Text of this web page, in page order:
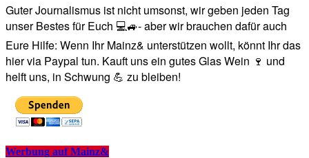
Guter Journalismus ist nicht umsonst, wir geben jeden Tag
unser Bestes für Euch 💻🚙- aber wir brauchen dafür auch
Eure Hilfe: Wenn Ihr Mainz& unterstützen wollt, könnt Ihr das
hier via Paypal tun. Kauft uns ein gutes Glas Wein 🍷 und
helft uns, in Schwung 💪 zu bleiben!
Werbung auf Mainz&